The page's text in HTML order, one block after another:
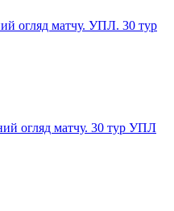
огляд матчу. УПЛ. 30 тур
огляд матчу. 30 тур УПЛ